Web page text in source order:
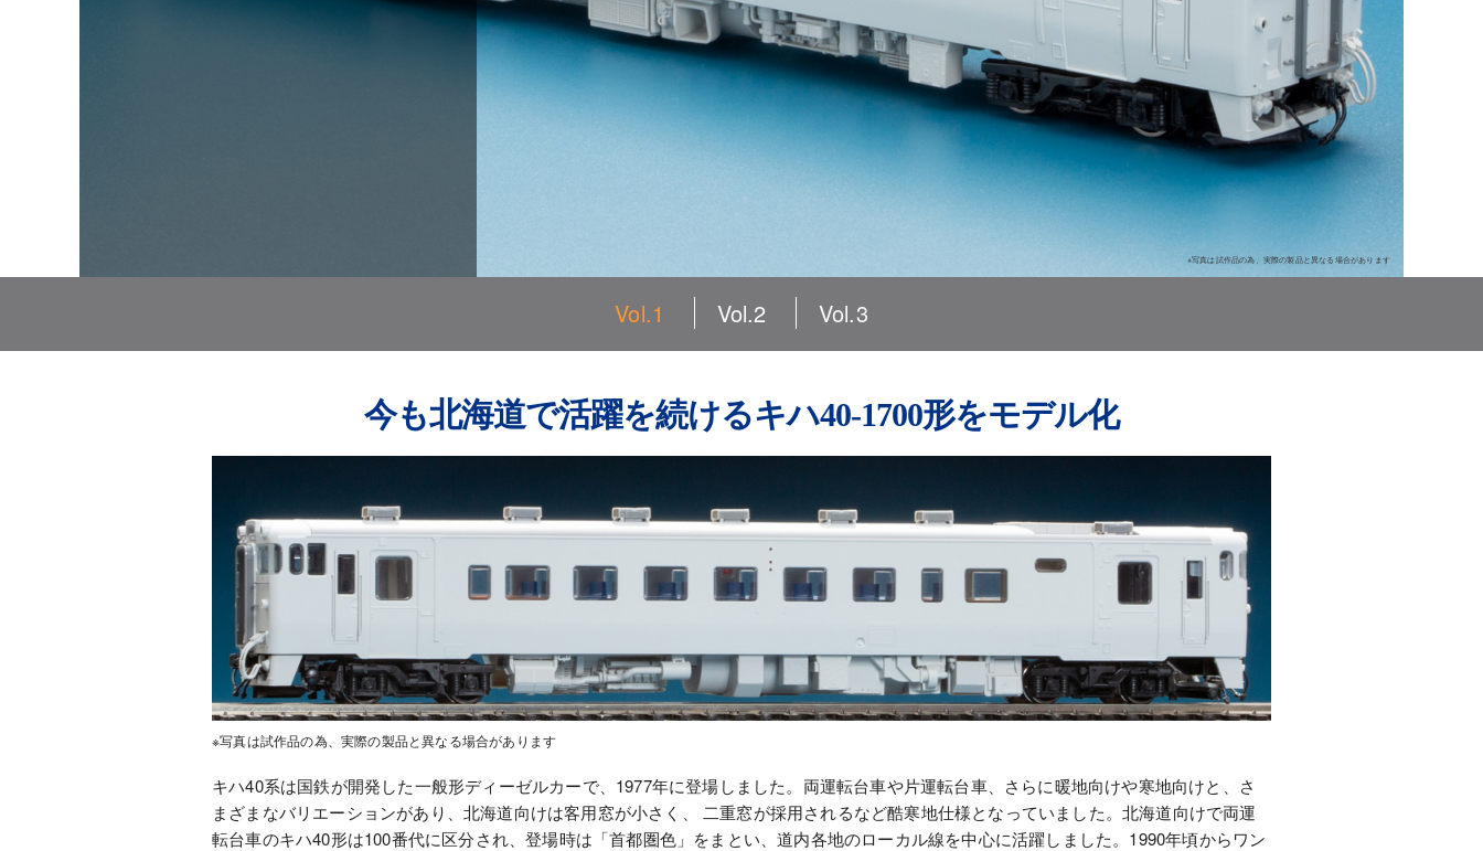
※写真は試作品の為、実際の製品と異なる場合があります
Vol.1 Vol.2 Vol.3
今も北海道で活躍を続けるキハ40-1700形をモデル化
※写真は試作品の為、実際の製品と異なる場合があります
キハ40系は国鉄が開発した一般形ディーゼルカーで、1977年に登場しました。両運転台車や片運転台車、さらに暖地向けや寒地向けと、さ
まざまなバリエーションがあり、北海道向けは客用窓が小さく、 二重窓が採用されるなど酷寒地仕様となっていました。北海道向けで両運
転台車のキハ40形は100番代に区分され、登場時は「首都圏色」をまとい、道内各地のローカル線を中心に活躍しました。1990年頃からワン